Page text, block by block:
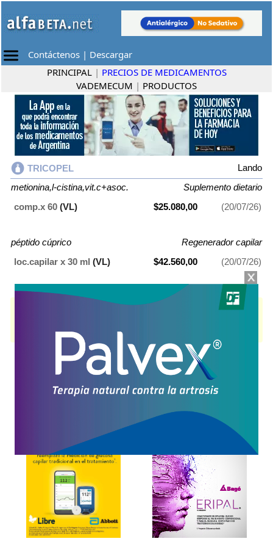
Contáctenos | Descargar
PRINCIPAL | PRECIOS DE MEDICAMENTOS
VADEMECUM | PRODUCTOS
TRICOPEL
Lando
metionina,l-cistina,vit.c+asoc.
Suplemento dietario
comp.x 60 (VL) $25.080,00 (20/07/26)
péptido cúprico
Regenerador capilar
loc.capilar x 30 ml (VL) $42.560,00 (20/07/26)
metionina,l-cistina,vit.c+asoc., péptido cúpricoy se
y cuenta con 2 presentaciones disponibles.
Explorar más
Otros productos con
metionina,l-cistina,vit.c+asoc.
Otros productos deLando